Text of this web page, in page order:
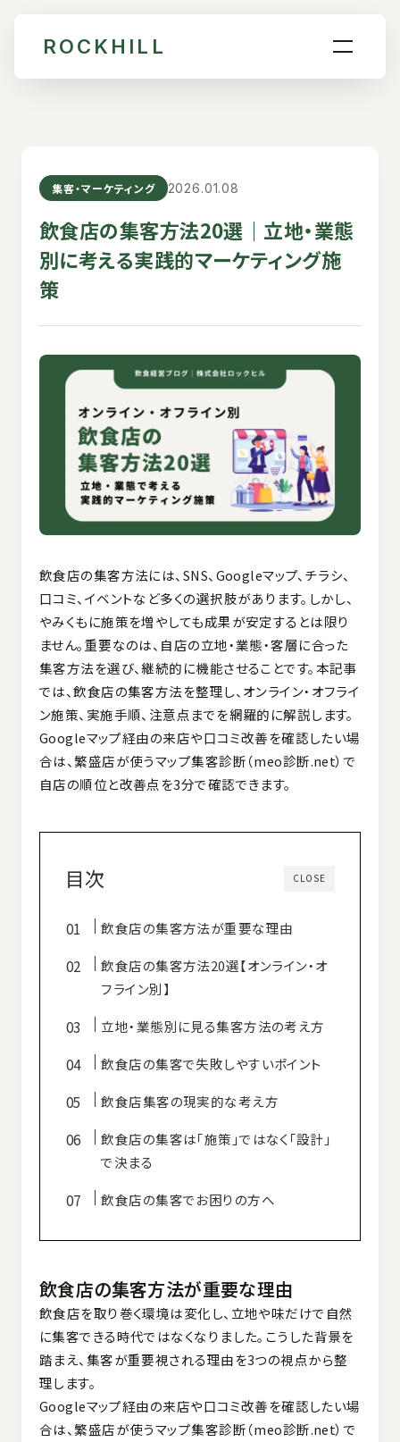
ROCKHILL
集客・マーケティング 2026.01.08
飲食店の集客方法20選｜立地・業態
別に考える実践的マーケティング施
策
飲食店の集客方法には、SNS、Googleマップ、チラシ、
口コミ、イベントなど多くの選択肢があります。しかし、
やみくもに施策を増やしても成果が安定するとは限り
ません。重要なのは、自店の立地・業態・客層に合った
集客方法を選び、継続的に機能させることです。本記事
では、飲食店の集客方法を整理し、オンライン・オフライ
ン施策、実施手順、注意点までを網羅的に解説します。
Googleマップ経由の来店や口コミ改善を確認したい場
合は、繁盛店が使うマップ集客診断（meo診断.net）で
自店の順位と改善点を3分で確認できます。
CLOSE
目次
飲食店の集客方法が重要な理由
飲食店の集客方法20選【オンライン・オ
フライン別】
立地・業態別に見る集客方法の考え方
飲食店の集客で失敗しやすいポイント
飲食店集客の現実的な考え方
飲食店の集客は「施策」ではなく「設計」
で決まる
飲食店の集客でお困りの方へ
飲食店の集客方法が重要な理由
飲食店を取り巻く環境は変化し、立地や味だけで自然
に集客できる時代ではなくなりました。こうした背景を
踏まえ、集客が重要視される理由を3つの視点から整
理します。
Googleマップ経由の来店や口コミ改善を確認したい場
合は、繁盛店が使うマップ集客診断（meo診断.net）で